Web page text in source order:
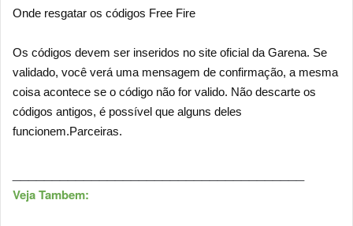
Onde resgatar os códigos Free Fire
Os códigos devem ser inseridos no site oficial da Garena. Se
validado, você verá uma mensagem de confirmação, a mesma
coisa acontece se o código não for valido. Não descarte os
códigos antigos, é possível que alguns deles
funcionem.Parceiras.
Veja Tambem: